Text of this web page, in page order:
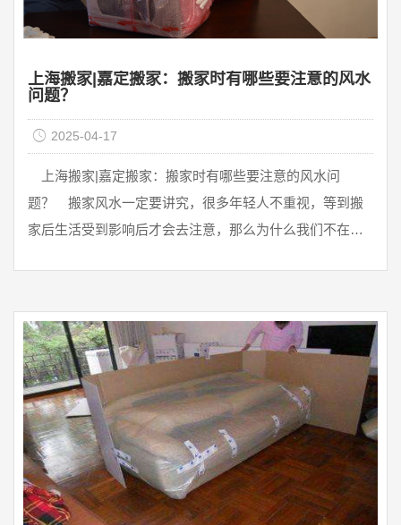
上海搬家|嘉定搬家：搬家时有哪些要注意的风水
问题？
2025-04-17
上海搬家|嘉定搬家：搬家时有哪些要注意的风水问
题？ 搬家风水一定要讲究，很多年轻人不重视，等到搬
家后生活受到影响后才会去注意，那么为什么我们不在搬